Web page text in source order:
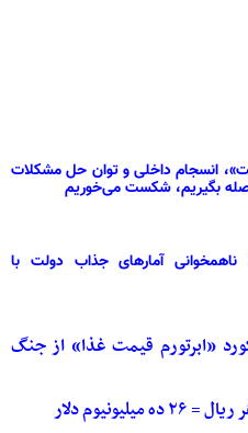
انسجام داخلی و توان حل مشکلات
بگیریم، شکست می‌خوریم
آمارهای جذاب دولت با
«ابرتورم قیمت غذا» از جنگ
دلار